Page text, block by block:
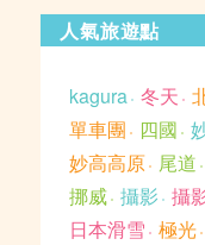
人氣旅遊點
kagura 冬天
單車團
四國
妙高高原 尾道
挪威 攝影 攝
日本滑雪 極光